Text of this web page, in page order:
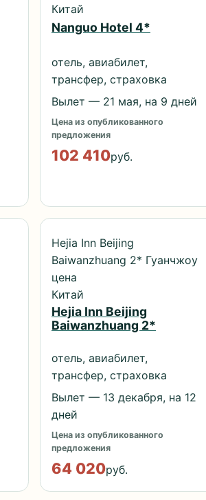
Китай
Nanguo Hotel 4*
отель, авиабилет,
трансфер, страховка
Вылет — 21 мая, на 9 дней
Цена из опубликованного
предложения
102 410руб.
Hejia Inn Beijing
Baiwanzhuang 2* Гуанчжоу
цена
Китай
Hejia Inn Beijing
Baiwanzhuang 2*
отель, авиабилет,
трансфер, страховка
Вылет — 13 декабря, на 12
дней
Цена из опубликованного
предложения
64 020руб.